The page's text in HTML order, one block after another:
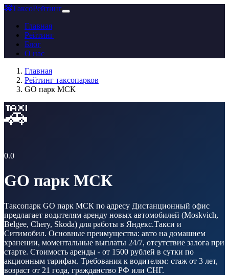
🚕ТаксоРейтинг
Главная
Рейтинг
Блог
О нас
Главная
Рейтинг таксопарков
GO парк МСК
🚕
0.0
GO парк МСК
Таксопарк GO парк МСК по адресу Дистанционный офис
предлагает водителям аренду новых автомобилей (Moskvich,
Belgee, Chery, Skoda) для работы в Яндекс.Такси и
Ситимобил. Основные преимущества: авто на домашнем
хранении, моментальные выплаты 24/7, отсутствие залога при
старте. Стоимость аренды - от 1500 рублей в сутки по
акционным тарифам. Требования к водителям: стаж от 3 лет,
возраст от 21 года, гражданство РФ или СНГ.